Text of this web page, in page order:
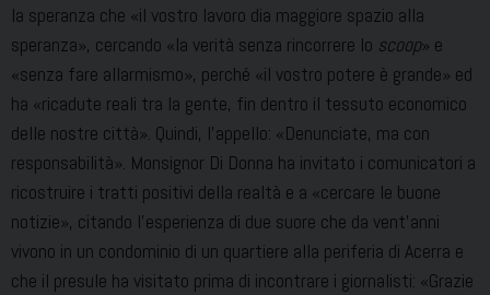
la speranza che «il vostro lavoro dia maggiore spazio alla
speranza», cercando «la verità senza rincorrere lo scoop» e
«senza fare allarmismo», perché «il vostro potere è grande» ed
ha «ricadute reali tra la gente, fin dentro il tessuto economico
delle nostre città». Quindi, l’appello: «Denunciate, ma con
responsabilità». Monsignor Di Donna ha invitato i comunicatori a
ricostruire i tratti positivi della realtà e a «cercare le buone
notizie», citando l’esperienza di due suore che da vent’anni
vivono in un condominio di un quartiere alla periferia di Acerra e
che il presule ha visitato prima di incontrare i giornalisti: «Grazie